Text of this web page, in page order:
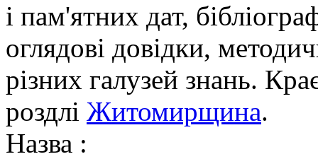
і пам'ятних дат,
оглядові довідки,
різних галузей знань.
роздлі Житомирщина.
Назва :